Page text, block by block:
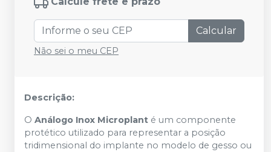
Calcular
Não sei o meu CEP
Descrição:
O Análogo Inox Microplant é um componente
protético utilizado para representar a posição
tridimensional do implante no modelo de gesso ou